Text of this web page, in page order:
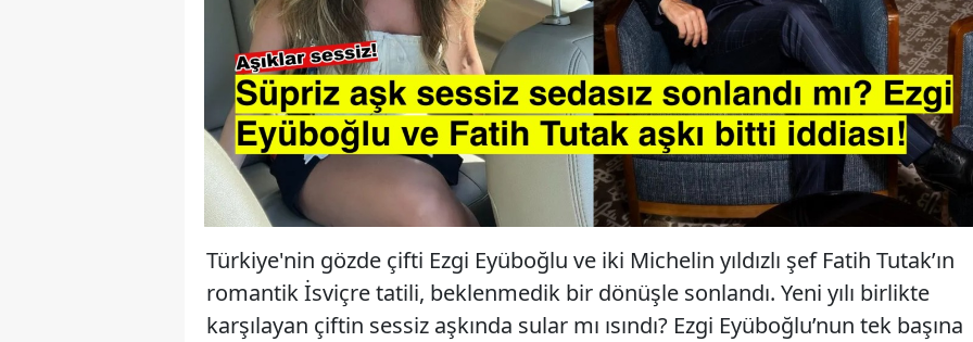
Türkiye'nin gözde çifti Ezgi Eyüboğlu ve iki Michelin yıldızlı şef Fatih Tutak’ın
romantik İsviçre tatili, beklenmedik bir dönüşle sonlandı. Yeni yılı birlikte
karşılayan çiftin sessiz aşkında sular mı ısındı? Ezgi Eyüboğlu’nun tek başına